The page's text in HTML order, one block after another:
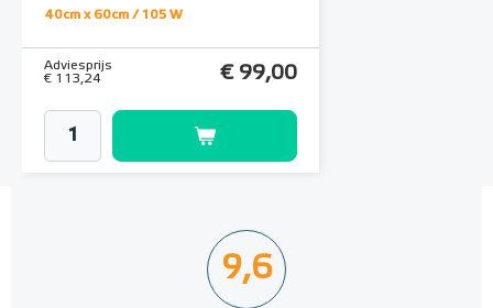
40cm x 60cm / 105 W
Adviesprijs
€ 113,24
€ 99,00
9,6